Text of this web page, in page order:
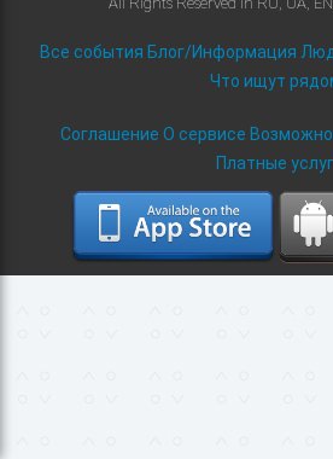
Все события Блог/Информация
Что ищут
Соглашение О сервисе
Платные